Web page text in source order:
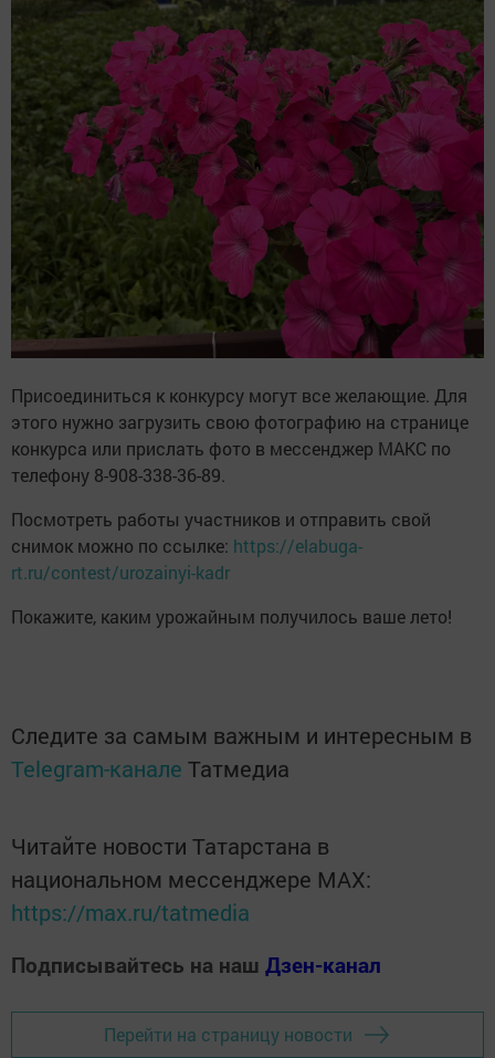
Присоединиться к конкурсу могут все желающие. Для
этого нужно загрузить свою фотографию на странице
конкурса или прислать фото в мессенджер МАКС по
телефону 8-908-338-36-89.
Посмотреть работы участников и отправить свой
снимок можно по ссылке: https://elabuga-
rt.ru/contest/urozainyi-kadr
Покажите, каким урожайным получилось ваше лето!
Следите за самым важным и интересным в
Telegram-канале Татмедиа
Читайте новости Татарстана в
национальном мессенджере MАХ:
https://max.ru/tatmedia
Подписывайтесь на наш Дзен-канал
Перейти на страницу новости